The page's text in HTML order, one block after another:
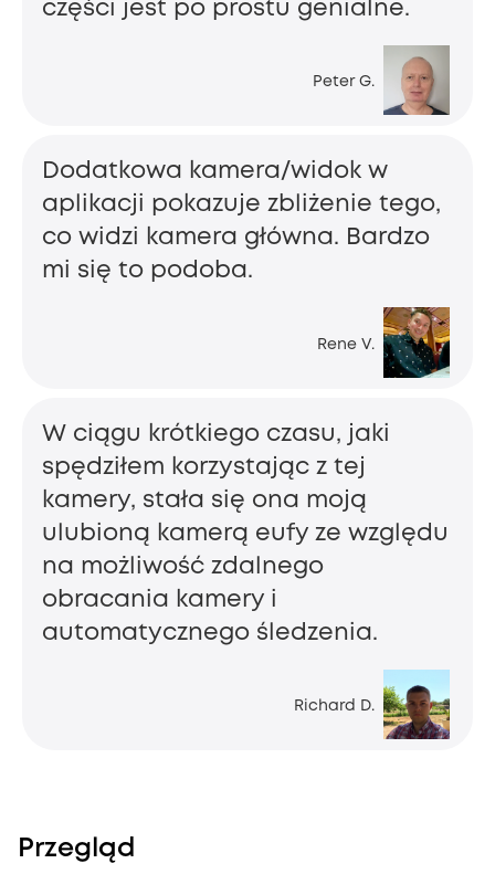
Peter G.
części jest po prostu genialne.
Rene V.
Dodatkowa kamera/widok w
aplikacji pokazuje zbliżenie tego,
co widzi kamera główna. Bardzo
mi się to podoba.
Richard D.
W ciągu krótkiego czasu, jaki
spędziłem korzystając z tej
kamery, stała się ona moją
ulubioną kamerą eufy ze względu
na możliwość zdalnego
obracania kamery i
automatycznego śledzenia.
Przegląd